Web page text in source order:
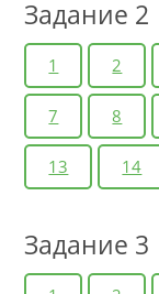
Задание 2
1 2
7 8
13 14
Задание 3